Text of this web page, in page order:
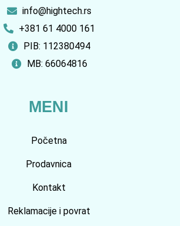
info@hightech.rs
+381 61 4000 161
PIB: 112380494
MB: 66064816
MENI
Početna
Prodavnica
Kontakt
Reklamacije i povrat